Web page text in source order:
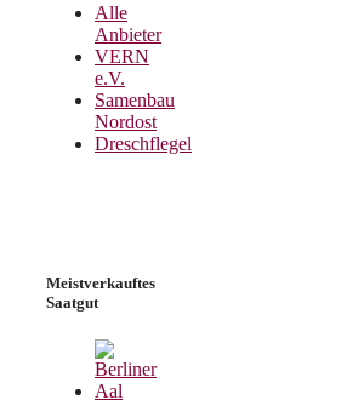
Alle
Anbieter
VERN
e.V.
Samenbau
Nordost
Dreschflegel
Meistverkauftes
Saatgut